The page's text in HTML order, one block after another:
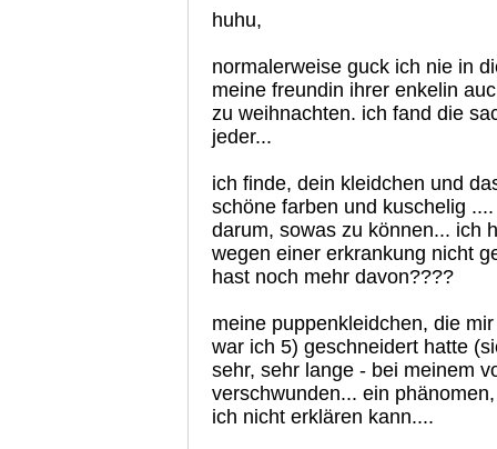
huhu,
normalerweise guck ich nie in
meine freundin ihrer enkelin
zu weihnachten. ich fand die
jeder...
ich finde, dein kleidchen und
schöne farben und kuschelig
darum, sowas zu können... ich
wegen einer erkrankung nicht
hast noch mehr davon????
meine puppenkleidchen, die
war ich 5) geschneidert hatte
sehr, sehr lange - bei meinem
verschwunden... ein
ich nicht erklären kann....